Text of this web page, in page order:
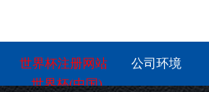
世界杯注册网站
_世界杯(中国)
公司环境